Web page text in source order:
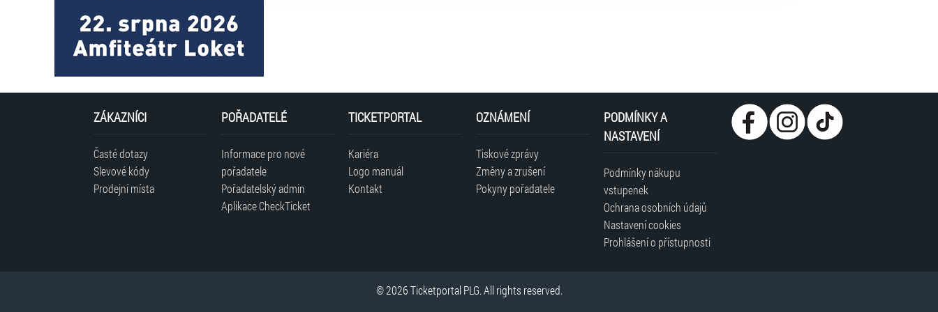
ZÁKAZNÍCI
Časté dotazy
Slevové kódy
Prodejní místa
POŘADATELÉ
Informace pro nové
pořadatele
Pořadatelský admin
Aplikace CheckTicket
TICKETPORTAL
Kariéra
Logo manuál
Kontakt
OZNÁMENÍ
Tiskové zprávy
Změny a zrušení
Pokyny pořadatele
PODMÍNKY A
NASTAVENÍ
Podmínky nákupu
vstupenek
Ochrana osobních údajů
Nastavení cookies
Prohlášení o přístupnosti
© 2026 Ticketportal PLG. All rights reserved.